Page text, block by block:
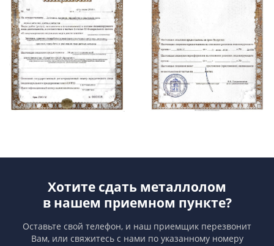
Хотите сдать металлолом
в нашем приемном пункте?
Оставьте свой телефон, и наш приемщик перезвонит
Вам, или свяжитесь с нами по указанному номеру